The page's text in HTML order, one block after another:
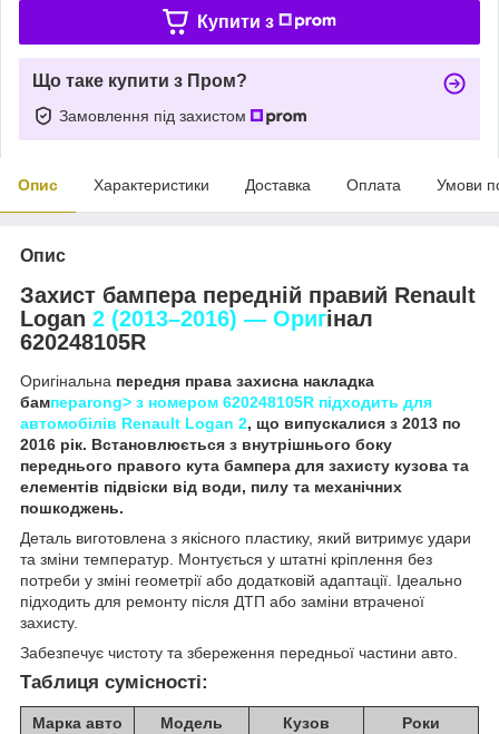
Купити з
Що таке купити з Пром?
Замовлення під захистом
Опис Характеристики Доставка Оплата Умови
Опис
Захист бампера передній правий Renault
Logan 2 (2013–2016) — Оригінал
620248105R
Оригінальна передня права захисна накладка
бампераrong> з номером 620248105R підходить для
автомобілів Renault Logan 2, що випускалися з 2013 по
2016 рік. Встановлюється з внутрішнього боку
переднього правого кута бампера для захисту кузова та
елементів підвіски від води, пилу та механічних
пошкоджень.
Деталь виготовлена з якісного пластику, який витримує удари
та зміни температур. Монтується у штатні кріплення без
потреби у зміні геометрії або додатковій адаптації. Ідеально
підходить для ремонту після ДТП або заміни втраченої
захисту.
Забезпечує чистоту та збереження передньої частини авто.
Таблиця сумісності:
Марка авто Модель Кузов
Роки